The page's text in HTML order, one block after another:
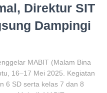
Direktur SIT
Dampingi
MABIT (Malam Bina
16–17 Mei 2025. Kegiatan
6 SD serta kelas 7 dan 8